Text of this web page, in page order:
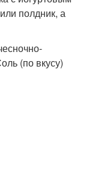
полдник, а
(по вкусу)